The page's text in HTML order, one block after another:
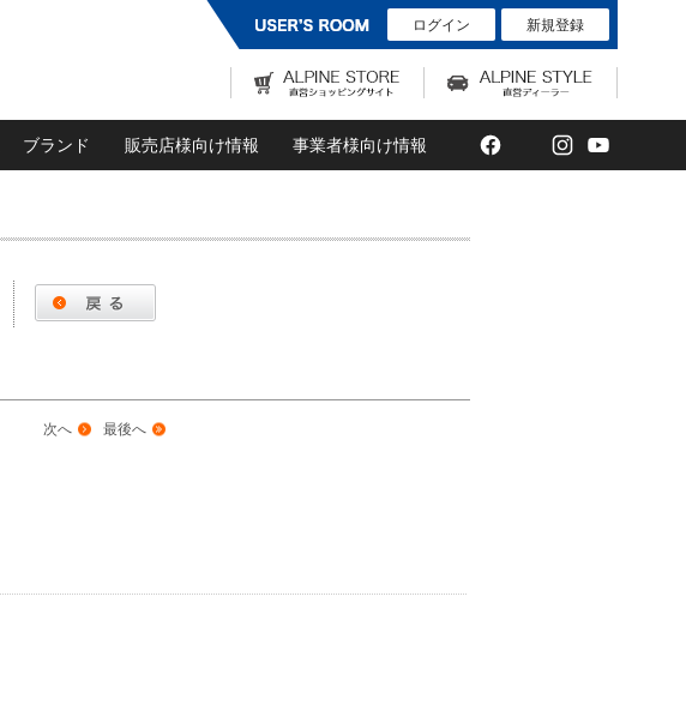
ログイン 新規登録
ブランド 販売店様向け情報 事業者様向け情報 Facebook
TwitterInstagram
最後へ
次へ